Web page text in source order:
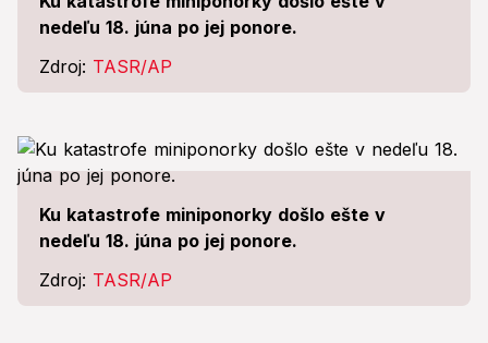
nedeľu 18. júna po jej ponore.
Zdroj: TASR/AP
Ku katastrofe miniponorky došlo ešte v
nedeľu 18. júna po jej ponore.
Zdroj: TASR/AP